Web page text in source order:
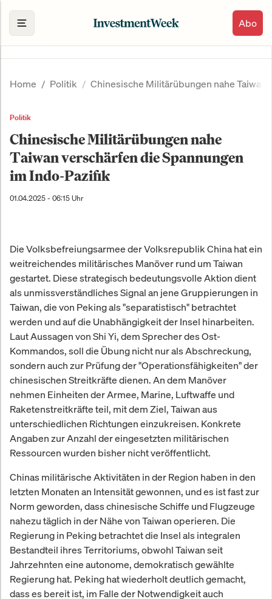
Abo
Home Politik Chinesische Militärübungen nahe
Politik
Chinesische Militärübungen nahe
Taiwan verschärfen die Spannungen
im Indo-Pazifik
01.04.2025 - 06:15 Uhr
Die Volksbefreiungsarmee der Volksrepublik China hat ein
weitreichendes militärisches Manöver rund um Taiwan
gestartet. Diese strategisch bedeutungsvolle Aktion dient
als unmissverständliches Signal an jene Gruppierungen in
Taiwan, die von Peking als "separatistisch" betrachtet
werden und auf die Unabhängigkeit der Insel hinarbeiten.
Laut Aussagen von Shi Yi, dem Sprecher des Ost-
Kommandos, soll die Übung nicht nur als Abschreckung,
sondern auch zur Prüfung der "Operationsfähigkeiten" der
chinesischen Streitkräfte dienen. An dem Manöver
nehmen Einheiten der Armee, Marine, Luftwaffe und
Raketenstreitkräfte teil, mit dem Ziel, Taiwan aus
unterschiedlichen Richtungen einzukreisen. Konkrete
Angaben zur Anzahl der eingesetzten militärischen
Ressourcen wurden bisher nicht veröffentlicht.
Chinas militärische Aktivitäten in der Region haben in den
letzten Monaten an Intensität gewonnen, und es ist fast zur
Norm geworden, dass chinesische Schiffe und Flugzeuge
nahezu täglich in der Nähe von Taiwan operieren. Die
Regierung in Peking betrachtet die Insel als integralen
Bestandteil ihres Territoriums, obwohl Taiwan seit
Jahrzehnten eine autonome, demokratisch gewählte
Regierung hat. Peking hat wiederholt deutlich gemacht,
dass es bereit ist, im Falle der Notwendigkeit auch